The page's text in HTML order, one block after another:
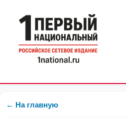
← На главную